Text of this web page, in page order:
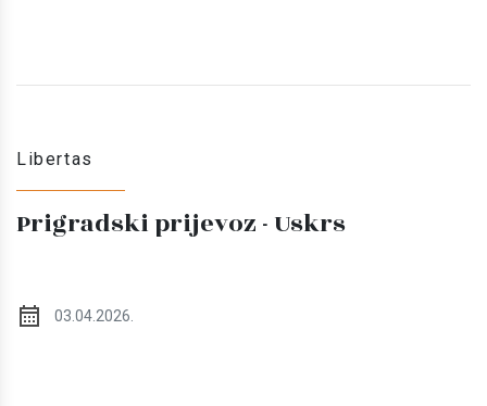
Libertas
Prigradski prijevoz - Uskrs
03.04.2026.